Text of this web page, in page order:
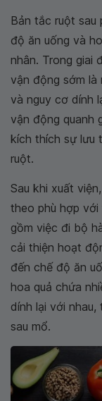
Bản tắc ruột sau
độ ăn uống và
nhân. Trong giai
vận động sớm là
và nguy cơ dính
vận động quanh
kích thích sự lưu
ruột.
Sau khi xuất
theo phù hợp
gồm việc đi bộ
cải thiện hoạt
đến chế độ ăn
hoa quả chứa
dính lại với
sau mổ.